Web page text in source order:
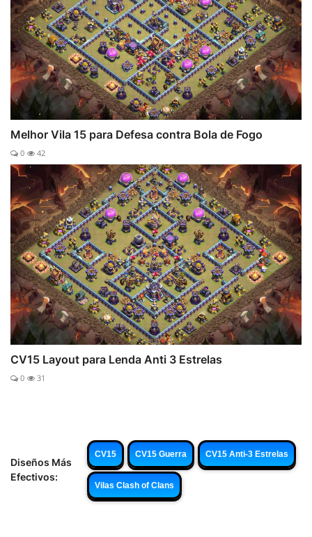
Melhor Vila 15 para Defesa contra Bola de Fogo
0 42
CV15 Layout para Lenda Anti 3 Estrelas
0 31
Diseños Más
Efectivos:
CV15 CV15 Guerra CV15 Anti-3 Estrelas
Vilas Clash of Clans